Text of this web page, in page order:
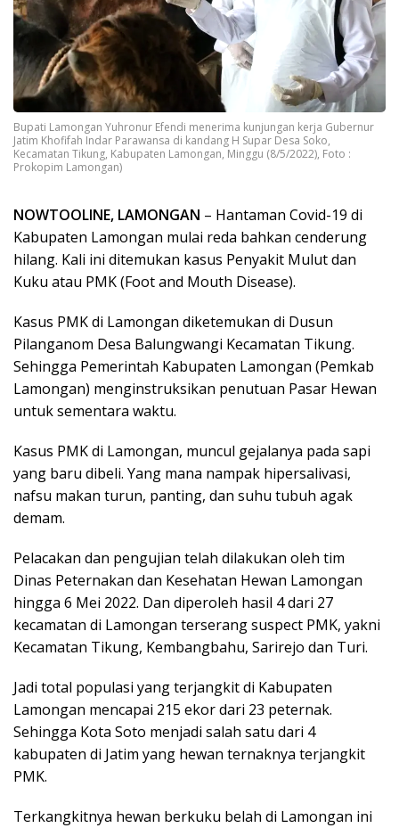
Bupati Lamongan Yuhronur Efendi menerima kunjungan kerja Gubernur
Jatim Khofifah Indar Parawansa di kandang H Supar Desa Soko,
Kecamatan Tikung, Kabupaten Lamongan, Minggu (8/5/2022), Foto :
Prokopim Lamongan)
NOWTOOLINE, LAMONGAN – Hantaman Covid-19 di
Kabupaten Lamongan mulai reda bahkan cenderung
hilang. Kali ini ditemukan kasus Penyakit Mulut dan
Kuku atau PMK (Foot and Mouth Disease).
Kasus PMK di Lamongan diketemukan di Dusun
Pilanganom Desa Balungwangi Kecamatan Tikung.
Sehingga Pemerintah Kabupaten Lamongan (Pemkab
Lamongan) menginstruksikan penutuan Pasar Hewan
untuk sementara waktu.
Kasus PMK di Lamongan, muncul gejalanya pada sapi
yang baru dibeli. Yang mana nampak hipersalivasi,
nafsu makan turun, panting, dan suhu tubuh agak
demam.
Pelacakan dan pengujian telah dilakukan oleh tim
Dinas Peternakan dan Kesehatan Hewan Lamongan
hingga 6 Mei 2022. Dan diperoleh hasil 4 dari 27
kecamatan di Lamongan terserang suspect PMK, yakni
Kecamatan Tikung, Kembangbahu, Sarirejo dan Turi.
Jadi total populasi yang terjangkit di Kabupaten
Lamongan mencapai 215 ekor dari 23 peternak.
Sehingga Kota Soto menjadi salah satu dari 4
kabupaten di Jatim yang hewan ternaknya terjangkit
PMK.
Terkangkitnya hewan berkuku belah di Lamongan ini